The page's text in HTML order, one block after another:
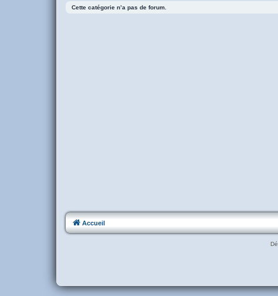
Cette catégorie n’a pas de forum.
Accueil